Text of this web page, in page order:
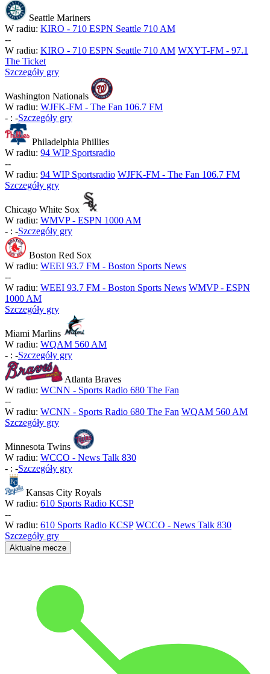
Seattle Mariners
W radiu: KIRO - 710 ESPN Seattle 710 AM
--
W radiu: KIRO - 710 ESPN Seattle 710 AM WXYT-FM - 97.1
The Ticket
Szczegóły gry
Washington Nationals
W radiu: WJFK-FM - The Fan 106.7 FM
- : -Szczegóły gry
Philadelphia Phillies
W radiu: 94 WIP Sportsradio
--
W radiu: 94 WIP Sportsradio WJFK-FM - The Fan 106.7 FM
Szczegóły gry
Chicago White Sox
W radiu: WMVP - ESPN 1000 AM
- : -Szczegóły gry
Boston Red Sox
W radiu: WEEI 93.7 FM - Boston Sports News
--
W radiu: WEEI 93.7 FM - Boston Sports News WMVP - ESPN
1000 AM
Szczegóły gry
Miami Marlins
W radiu: WQAM 560 AM
- : -Szczegóły gry
Atlanta Braves
W radiu: WCNN - Sports Radio 680 The Fan
--
W radiu: WCNN - Sports Radio 680 The Fan WQAM 560 AM
Szczegóły gry
Minnesota Twins
W radiu: WCCO - News Talk 830
- : -Szczegóły gry
Kansas City Royals
W radiu: 610 Sports Radio KCSP
--
W radiu: 610 Sports Radio KCSP WCCO - News Talk 830
Szczegóły gry
Aktualne mecze